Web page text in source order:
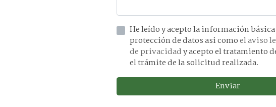
He leído y acepto la información básica sobre
protección de datos asi comoel aviso
de privacidady acepto el tratamiento
el trámite de la solicitud realizada.
Enviar